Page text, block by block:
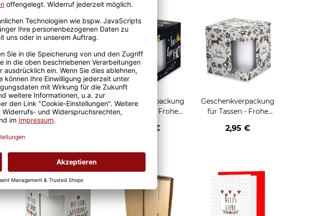
Geschenkverpackung
für Tassen - Frohe
Weihnachten - HO HO
Geschenkverpackung
für Tassen - Frohe
HO - schwarz
2,95 €
Geschenkverpackung
für Tassen - Frohe
2,95 €
Grußkarten zum Verschenken